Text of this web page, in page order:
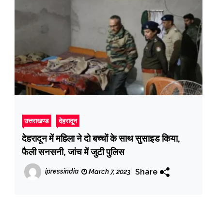
उत्तराखण्ड देहरादून
देहरादून में महिला ने दो बच्‍चों के साथ सुसाइड किया,
फैली सनसनी, जांच में जुटी पुलिस
ipressindia March 7, 2023 Share